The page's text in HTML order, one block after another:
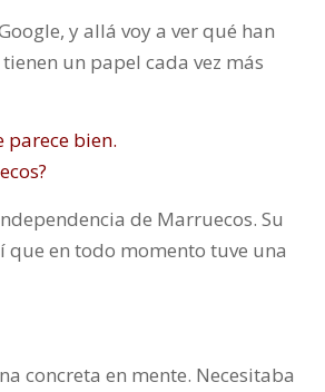
y allá voy a ver qué han
un papel cada vez más
parece bien.
de Marruecos. Su
en todo momento tuve una
concreta en mente. Necesitaba